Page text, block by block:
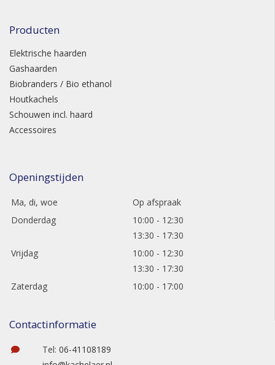
Producten
Elektrische haarden
Gashaarden
Biobranders / Bio ethanol
Houtkachels
Schouwen incl. haard
Accessoires
Openingstijden
Ma, di, woe
Op afspraak
Donderdag
10:00 - 12:30
13:30 - 17:30
Vrijdag
10:00 - 12:30
13:30 - 17:30
Zaterdag
10:00 - 17:00
Contactinformatie
Tel: 06-41108189